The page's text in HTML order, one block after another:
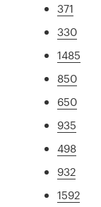
371
330
1485
850
650
935
498
932
1592